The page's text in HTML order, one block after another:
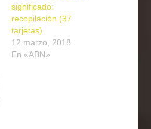
significado:
recopilación (37
tarjetas)
12 marzo, 2018
En «ABN»